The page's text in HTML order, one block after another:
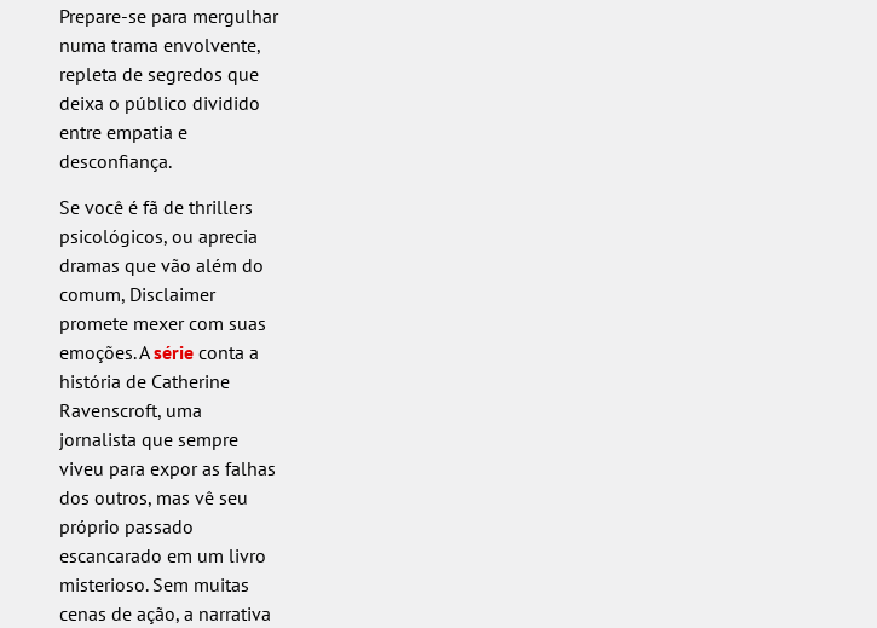
Prepare-se para mergulhar
numa trama envolvente,
repleta de segredos que
deixa o público dividido
entre empatia e
desconfiança.
Se você é fã de thrillers
psicológicos, ou aprecia
dramas que vão além do
comum, Disclaimer
promete mexer com suas
emoções. Asérieconta a
história de Catherine
Ravenscroft, uma
jornalista que sempre
viveu para expor as falhas
dos outros, mas vê seu
próprio passado
escancarado em um livro
misterioso. Sem muitas
cenas de ação, a narrativa